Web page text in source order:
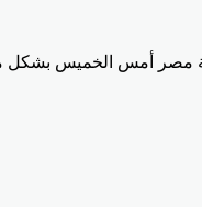
أمس الخميس بشكل